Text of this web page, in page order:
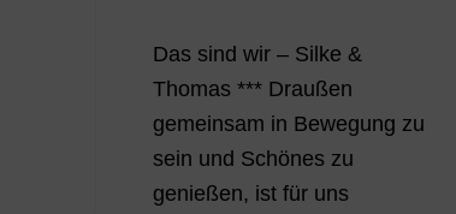
Das sind wir – Silke &
Thomas *** Draußen
gemeinsam in Bewegung zu
sein und Schönes zu
genießen, ist für uns